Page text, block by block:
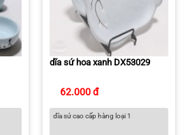
dĩa sứ hoa xanh DX53029
62.000 đ
dĩa sứ cao cấp hàng loại 1